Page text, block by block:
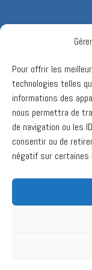
Pour offrir les
technologies telles
informations des
nous permettra de
de navigation ou les
consentir ou de
négatif sur